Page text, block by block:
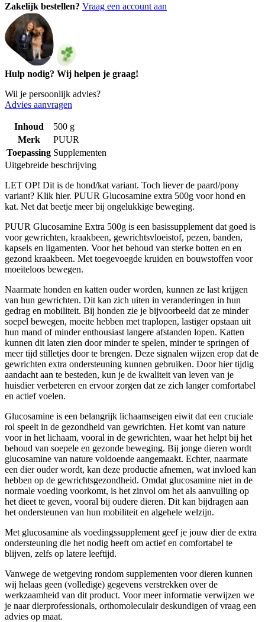
Zakelijk bestellen? Vraag een account aan
Hulp nodig? Wij helpen je graag!
Wil je persoonlijk advies?
Advies aanvragen
Inhoud
500 g
Merk
PUUR
Toepassing Supplementen
Uitgebreide beschrijving
LET OP! Dit is de hond/kat variant. Toch liever de paard/pony
variant? Klik hier. PUUR Glucosamine extra 500g voor hond en
kat. Net dat beetje meer bij ongelukkige beweging.
PUUR Glucosamine Extra 500g is een basissupplement dat goed is
voor gewrichten, kraakbeen, gewrichtsvloeistof, pezen, banden,
kapsels en ligamenten. Voor het behoud van sterke botten en en
gezond kraakbeen. Met toegevoegde kruiden en bouwstoffen voor
moeiteloos bewegen.
Naarmate honden en katten ouder worden, kunnen ze last krijgen
van hun gewrichten. Dit kan zich uiten in veranderingen in hun
gedrag en mobiliteit. Bij honden zie je bijvoorbeeld dat ze minder
soepel bewegen, moeite hebben met traplopen, lastiger opstaan uit
hun mand of minder enthousiast langere afstanden lopen. Katten
kunnen dit laten zien door minder te spelen, minder te springen of
meer tijd stilletjes door te brengen. Deze signalen wijzen erop dat de
gewrichten extra ondersteuning kunnen gebruiken. Door hier tijdig
aandacht aan te besteden, kun je de kwaliteit van leven van je
huisdier verbeteren en ervoor zorgen dat ze zich langer comfortabel
en actief voelen.
Glucosamine is een belangrijk lichaamseigen eiwit dat een cruciale
rol speelt in de gezondheid van gewrichten. Het komt van nature
voor in het lichaam, vooral in de gewrichten, waar het helpt bij het
behoud van soepele en gezonde beweging. Bij jonge dieren wordt
glucosamine van nature voldoende aangemaakt. Echter, naarmate
een dier ouder wordt, kan deze productie afnemen, wat invloed kan
hebben op de gewrichtsgezondheid. Omdat glucosamine niet in de
normale voeding voorkomt, is het zinvol om het als aanvulling op
het dieet te geven, vooral bij oudere dieren. Dit kan bijdragen aan
het ondersteunen van hun mobiliteit en algehele welzijn.
Met glucosamine als voedingssupplement geef je jouw dier de extra
ondersteuning die het nodig heeft om actief en comfortabel te
blijven, zelfs op latere leeftijd.
Vanwege de wetgeving rondom supplementen voor dieren kunnen
wij helaas geen (volledige) gegevens verstrekken over de
werkzaamheid van dit product. Voor meer informatie verwijzen we
je naar dierprofessionals, orthomoleculair deskundigen of vraag een
advies op maat.